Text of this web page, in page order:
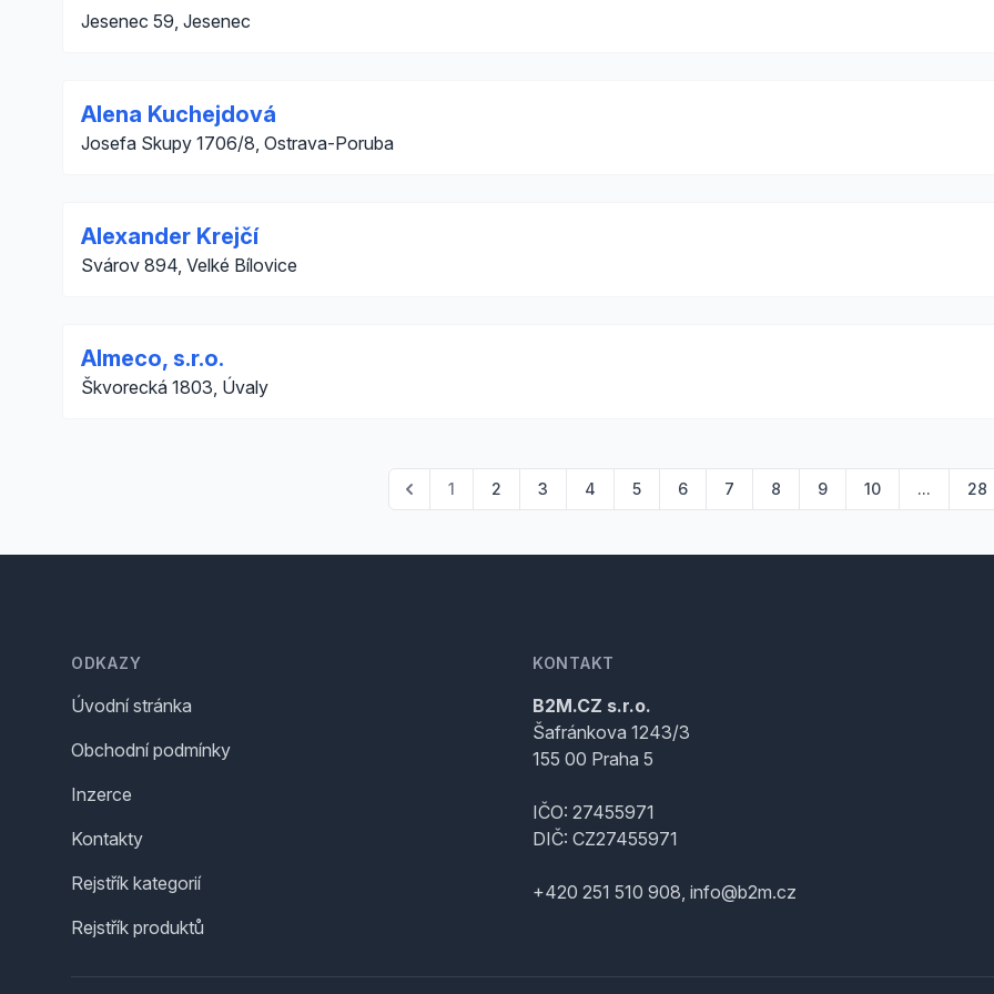
Jesenec 59, Jesenec
Alena Kuchejdová
Josefa Skupy 1706/8, Ostrava-Poruba
Alexander Krejčí
Svárov 894, Velké Bílovice
Almeco, s.r.o.
Škvorecká 1803, Úvaly
1 2 3 4 5 6 7 8 9 10 ... 28
ODKAZY
Úvodní stránka
Obchodní podmínky
Inzerce
Kontakty
Rejstřík kategorií
Rejstřík produktů
KONTAKT
B2M.CZ s.r.o.
Šafránkova 1243/3
155 00 Praha 5
IČO: 27455971
DIČ: CZ27455971
+420 251 510 908, info@b2m.cz